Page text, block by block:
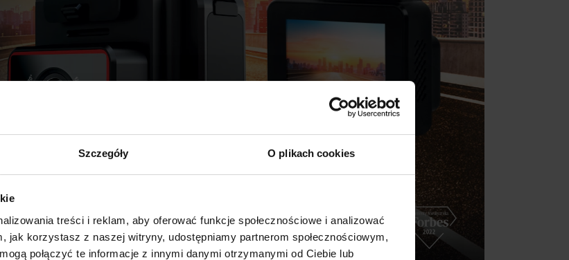
Szczegóły O plikach cookies
treści i reklam, aby oferować funkcje społecznościowe i analizować
jak korzystasz z naszej witryny, udostępniamy partnerom społecznościowym,
połączyć te informacje z innymi danymi otrzymanymi od Ciebie lub